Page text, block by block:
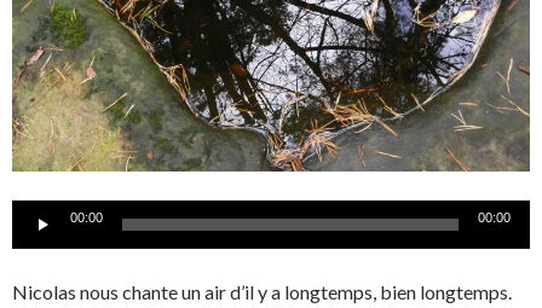
Lecteur00:00 00:00
Nicolas nous chante un air d’il y a longtemps, bien longtemps.